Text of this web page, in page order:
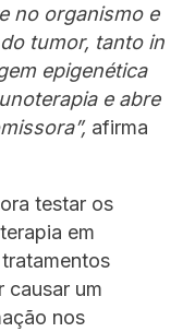
no organismo e
tumor, tanto in
epigenética
e abre
afirma
testar os
em
causar um
nos